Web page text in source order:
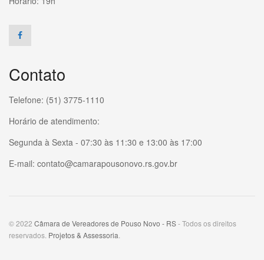
Contato
Telefone: (51) 3775-1110
Horário de atendimento:
Segunda à Sexta - 07:30 às 11:30 e 13:00 às 17:00
E-mail: contato@camarapousonovo.rs.gov.br
© 2022 Câmara de Vereadores de Pouso Novo - RS- Todos os direitos
reservados. Projetos & Assessoria